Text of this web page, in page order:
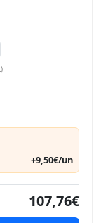
+9,50€/un
107,76€